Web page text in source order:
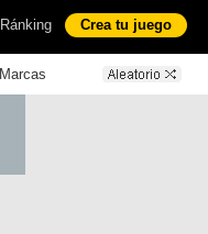
Ránking Crea tu juego
Marcas